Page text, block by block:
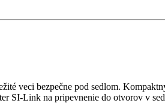
veci bezpečne pod sedlom.
SI-Link na pripevnenie do otvorov v